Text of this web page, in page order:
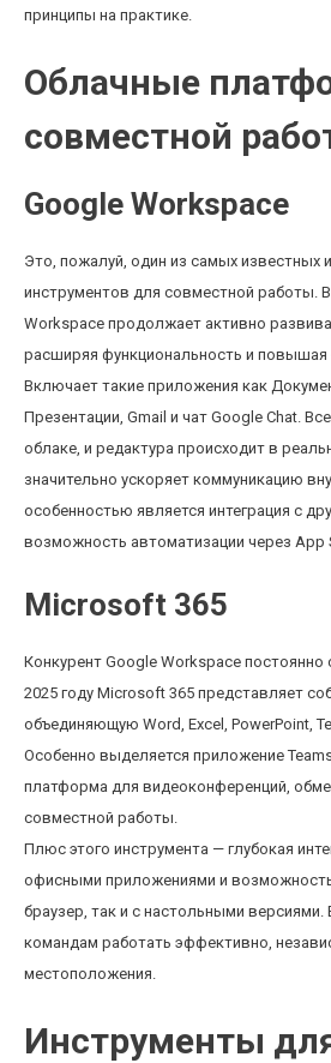
принципы на практике.
Облачные
совместной
Google Workspace
Это, пожалуй, один из самых известных
инструментов для совместной работы.
Workspace продолжает активно
расширяя функциональность и повышая
Включает такие приложения как
Презентации, Gmail и чат Google Chat.
облаке, и редактура происходит в
значительно ускоряет коммуникацию
особенностью является интеграция с
возможность автоматизации через App
Microsoft 365
Конкурент Google Workspace постоянно
2025 году Microsoft 365 представляет
объединяющую Word, Excel, PowerPoint,
Особенно выделяется приложение
платформа для видеоконференций,
совместной работы.
Плюс этого инструмента — глубокая
офисными приложениями и
браузер, так и с настольными версиями.
командам работать эффективно,
местоположения.
Инструменты